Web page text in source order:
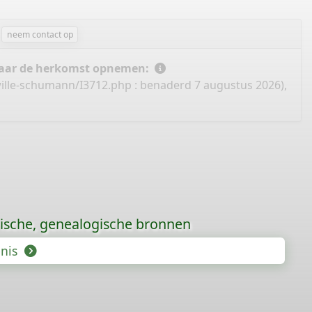
neem contact op
de herkomst opnemen:
schumann/I3712.php : benaderd 7 augustus 2026),
genealogische bronnen